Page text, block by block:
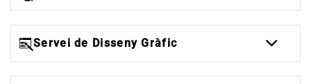
Servei de Disseny Gràfic